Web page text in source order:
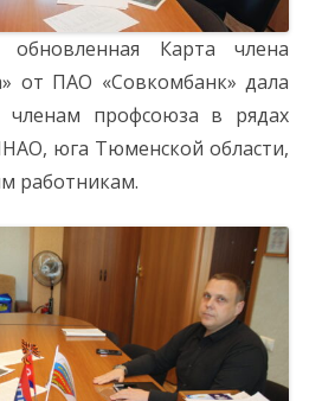
обновленная Карта члена
от ПАО «Совкомбанк» дала
членам профсоюза в рядах
юга Тюменской области,
работникам.